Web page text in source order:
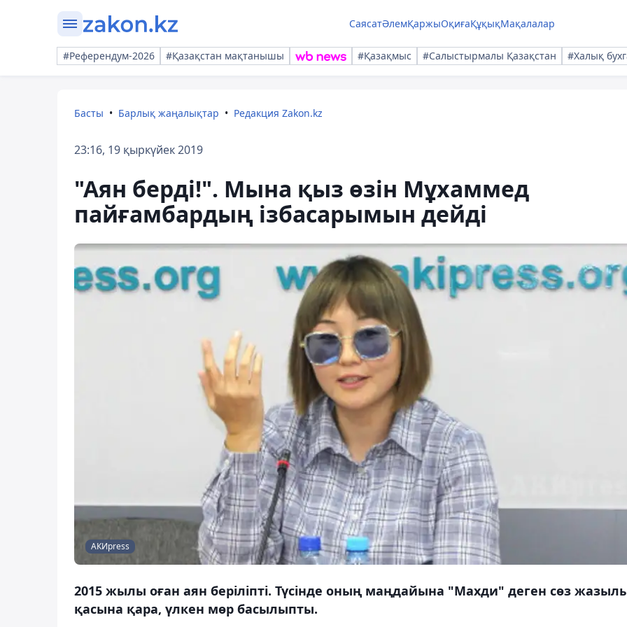
СаясатӘлемҚаржыОқиғаҚұқықМақалалар
#Референдум-2026 #Қазақстан мақтанышы #Қазақмыс #Салыстырмалы Қазақстан #Халық
Басты Барлық жаңалықтар Редакция Zakon.kz
23:16, 19 қыркүйек 2019
"Аян берді!". Мына қыз өзін Мұхаммед
пайғамбардың ізбасарымын дейді
АКИpress
2015 жылы оған аян беріліпті. Түсінде оның маңдайына "Махди" деген сөз
қасына қара, үлкен мөр басылыпты.